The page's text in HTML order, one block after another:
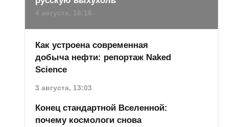
4 августа, 16:16
Как устроена современная
добыча нефти: репортаж Naked
Science
3 августа, 13:03
Конец стандартной Вселенной:
почему космологи снова